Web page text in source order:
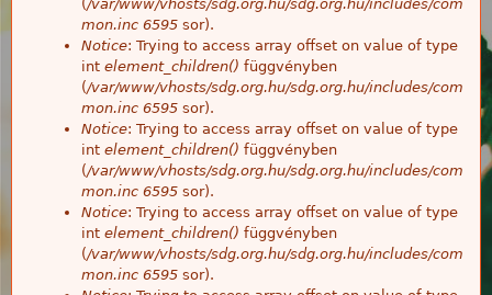
(/var/www/vhosts/sdg.org.hu/sdg.org.hu/includes/com
mon.inc 6595 sor).
Notice: Trying to access array offset on value of type
int element_children() függvényben
(/var/www/vhosts/sdg.org.hu/sdg.org.hu/includes/com
mon.inc 6595 sor).
Notice: Trying to access array offset on value of type
int element_children() függvényben
(/var/www/vhosts/sdg.org.hu/sdg.org.hu/includes/com
mon.inc 6595 sor).
Notice: Trying to access array offset on value of type
int element_children() függvényben
(/var/www/vhosts/sdg.org.hu/sdg.org.hu/includes/com
mon.inc 6595 sor).